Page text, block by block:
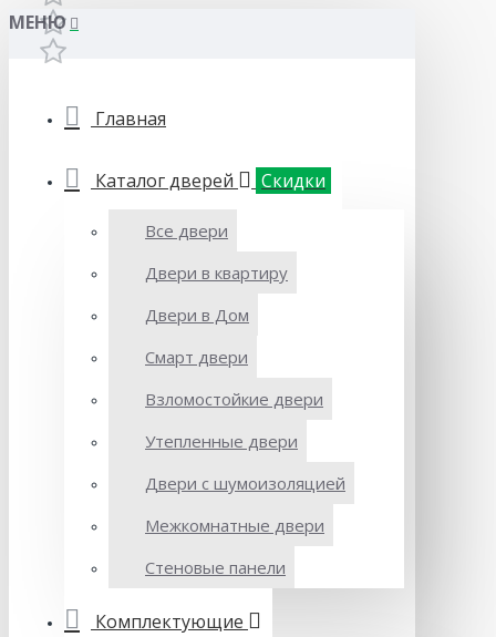
МЕНЮ
Главная
Каталог дверей Скидки
Все двери
Двери в квартиру
Двери в Дом
Смарт двери
Взломостойкие двери
Утепленные двери
Двери с шумоизоляцией
Межкомнатные двери
Стеновые панели
Комплектующие